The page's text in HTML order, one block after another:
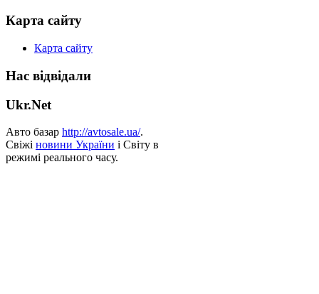
Карта сайту
Карта сайту
Нас відвідали
Ukr.Net
Авто базар http://avtosale.ua/.
Свіжі новини України і Світу в
режимі реального часу.